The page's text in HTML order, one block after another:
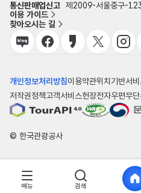
통신판매업신고 제2009-서울중구-
이용 가이드
찾아오시는 길
개인정보처리방침이용약관위치기반서
저작권정책고객서비스헌장전자우편무
© 한국관광공사
메뉴 검색